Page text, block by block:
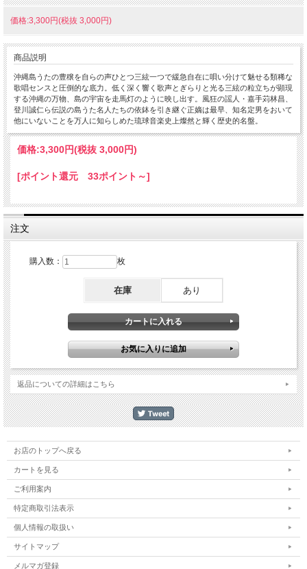
価格:3,300円(税抜 3,000円)
商品説明
沖縄島うたの豊穣を自らの声ひとつ三絃一つで緩急自在に唄い分けて魅せる類稀な
歌唱センスと圧倒的な底力。低く深く響く歌声とぎらりと光る三絃の粒立ちが顕現
する沖縄の万物、島の宇宙を走馬灯のように映し出す。風狂の謡人・嘉手苅林昌、
登川誠仁ら伝説の島うた名人たちの依鉢を引き継ぐ正嫡は最早、知名定男をおいて
他にいないことを万人に知らしめた琉球音楽史上燦然と輝く歴史的名盤。
価格:3,300円(税抜 3,000円)
[ポイント還元 33ポイント～]
注文
購入数： 枚
在庫 あり
返品についての詳細はこちら
お店のトップへ戻る
カートを見る
ご利用案内
特定商取引法表示
個人情報の取扱い
サイトマップ
メルマガ登録